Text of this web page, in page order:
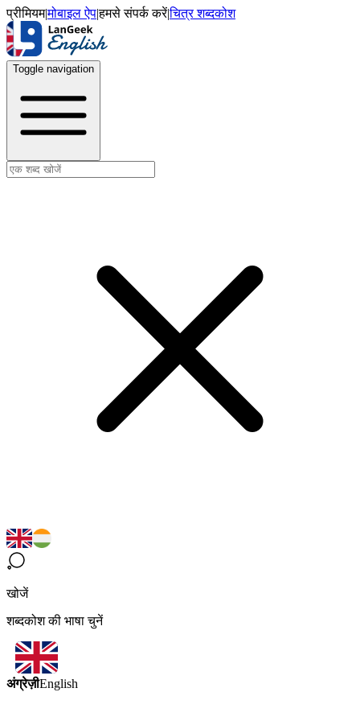
प्रीमियम|मोबाइल ऐप|हमसे संपर्क करें|चित्र शब्दकोश
Toggle navigation
खोजें
शब्दकोश की भाषा चुनें
अंग्रेज़ीEnglish